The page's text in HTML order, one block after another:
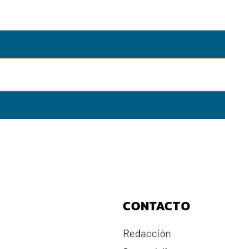
CONTACTO
Redacción